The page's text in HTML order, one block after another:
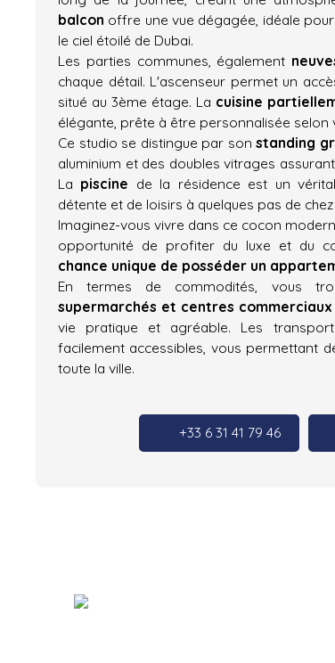
balcon offre une vue dégagée, idéale
le ciel étoilé de Dubai.
Les parties communes, également
chaque détail. L'ascenseur permet un
situé au 3ème étage. La cuisine
élégante, prête à être personnalisée selon
Ce studio se distingue par son standing
aluminium et des doubles vitrages
La piscine de la résidence est un
détente et de loisirs à quelques pas de
Imaginez-vous vivre dans ce cocon
opportunité de profiter du luxe et du
chance unique de posséder un
En termes de commodités, vous
supermarchés et centres
vie pratique et agréable. Les
facilement accessibles, vous permettant
toute la ville.
+33 6 31 41 79 46